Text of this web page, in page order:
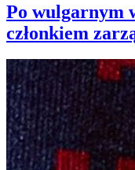
Po wulgarnym
członkiem